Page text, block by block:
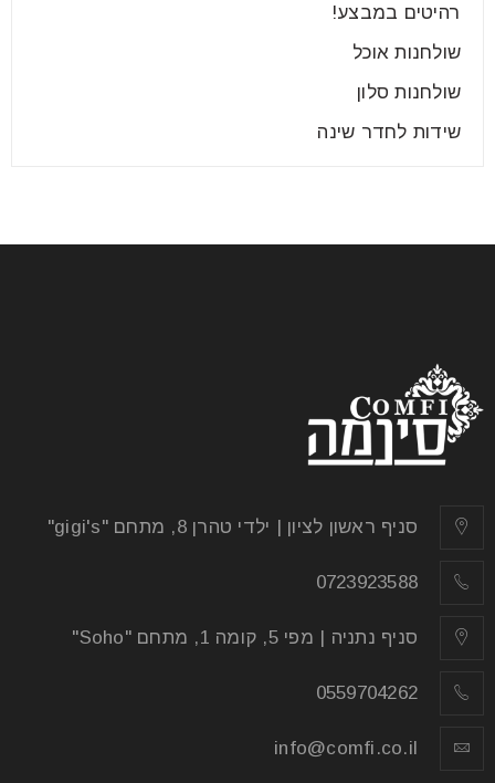
עיצוב קיר טלוויזיה מודרני
29 יונ
אין עוררין על כך שהטלוויזיה הפכה למרכז הבית. במיוחד
רהיטים במבצע!
שולחנות אוכל
שולחנות סלון
שידות לחדר שינה
סניף ראשון לציון | ילדי טהרן 8, מתחם "gigi's"
0723923588
סניף נתניה | מפי 5, קומה 1, מתחם "Soho"
0559704262
info@comfi.co.il